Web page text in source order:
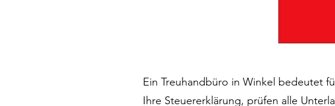
Ein Treuhandbüro in Winkel bedeutet
Ihre Steuererklärung, prüfen alle